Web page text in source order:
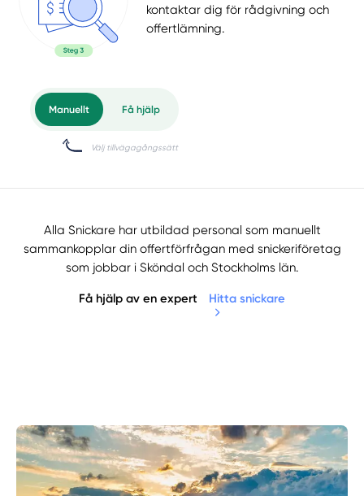
kontaktar dig för rådgivning och
offertlämning.
Alla Snickare har utbildad personal som manuellt
sammankopplar din offertförfrågan med snickeriföretag
som jobbar i Sköndal och Stockholms län.
Få hjälp av en expert Hitta snickare